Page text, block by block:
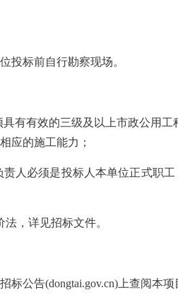
投标前自行勘察现场。
有有效的三级及以上市政公用
应的施工能力；
人必须是投标人本单位正式职
，详见招标文件。
公告(dongtai.gov.cn)上查阅本项